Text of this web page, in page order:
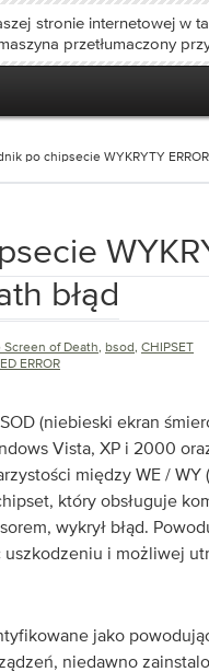
stronie internetowej w
przetłumaczony
po chipsecie WYKRYTY
błąd
Screen of Death, bsod, CHIPSET
ERROR
(niebieski ekran
Vista, XP i 2000
między WE /
który obsługuje
wykrył błąd.
i możliwej
jako
niedawno